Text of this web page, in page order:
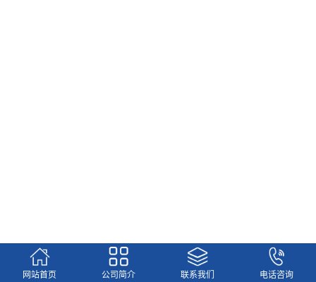
网站首页 公司简介 联系我们 电话咨询